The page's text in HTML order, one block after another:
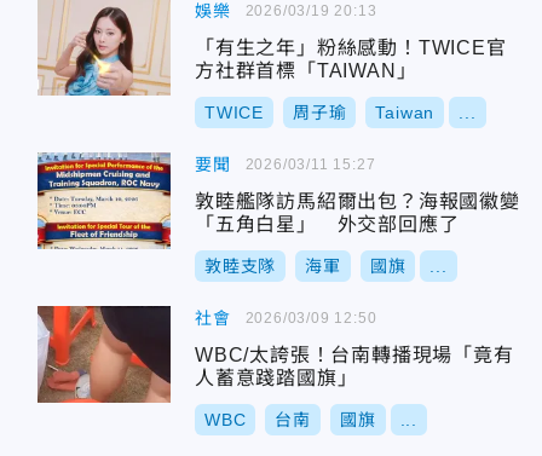
娛樂
「有生之年」粉絲感動！TWICE官
方社群首標「TAIWAN」
TWICE 周子瑜 Taiwan
2026/03/19 20:13
要聞
敦睦艦隊訪馬紹爾出包？海報國徽變
「五角白星」 外交部回應了
敦睦支隊 海軍 國旗
2026/03/11 15:27
社會
WBC/太誇張！台南轉播現場「竟有
人蓄意踐踏國旗」
WBC 台南 國旗
2026/03/09 12:50